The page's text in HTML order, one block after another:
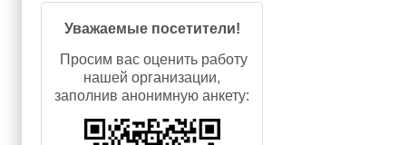
Уважаемые посетители!
Просим вас оценить работу
нашей организации,
заполнив анонимную анкету: